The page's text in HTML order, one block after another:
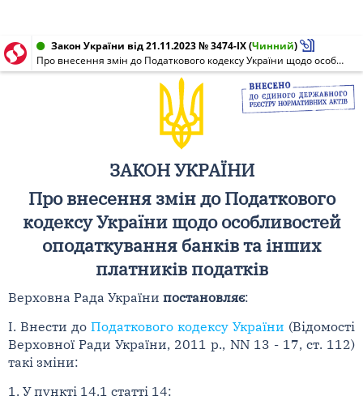
Закон України від 21.11.2023 № 3474-IX(Чинний)
Про внесення змін до Податкового кодексу України щодо особливостей оподаткування банків та інших платників податків